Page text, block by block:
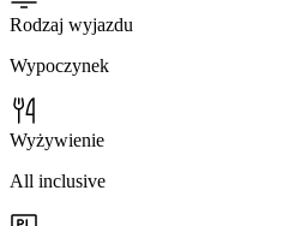
Rodzaj wyjazdu
Wypoczynek
Wyżywienie
All inclusive